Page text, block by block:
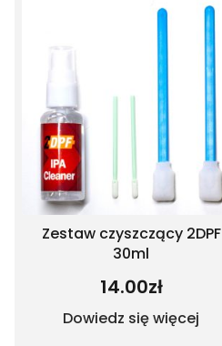
Zestaw czyszczący 2DPF
30ml
14.00zł
Dowiedz się więcej